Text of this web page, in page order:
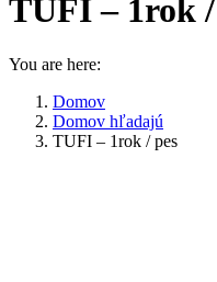
TUFI – 1rok /
You are here:
Domov
Domov hľadajú
TUFI – 1rok / pes